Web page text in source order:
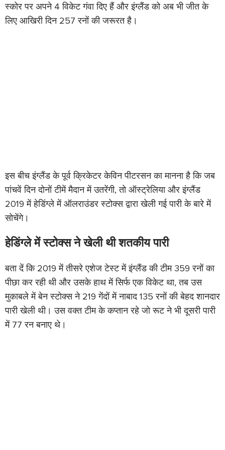
स्कोर पर अपने 4 विकेट गंवा दिए हैं और इंग्लैंड को अब भी जीत के
लिए आखिरी दिन 257 रनों की जरूरत है।
इस बीच इंग्लैंड के पूर्व क्रिकेटर केविन पीटरसन का मानना है कि जब
पांचवें दिन दोनों टीमें मैदान में उतरेंगी, तो ऑस्ट्रेलिया और इंग्लैंड
2019 में हेडिंग्ले में ऑलराउंडर स्टोक्स द्वारा खेली गई पारी के बारे में
सोचेंगे।
हेडिंग्ले में स्टोक्स ने खेली थी शतकीय पारी
बता दें कि 2019 में तीसरे एशेज टेस्ट में इंग्लैंड की टीम 359 रनों का
पीछा कर रही थी और उसके हाथ में सिर्फ एक विकेट था, तब उस
मुकाबले में बेन स्टोक्स ने 219 गेंदों में नाबाद 135 रनों की बेहद शानदार
पारी खेली थी। उस वक्त टीम के कप्तान रहे जो रूट ने भी दूसरी पारी
में 77 रन बनाए थे।